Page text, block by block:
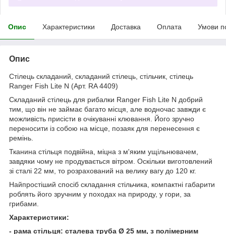
Опис Характеристики Доставка Оплата Умови
Опис
Стілець складаний, складаний стілець, стільчик, стілець
Ranger Fish Lite N (Арт. RA 4409)
Складаний стілець для рибалки Ranger Fish Lite N добрий
тим, що він не займає багато місця, але водночас завжди є
можливість присісти в очікуванні клювання. Його зручно
переносити із собою на місце, позаяк для перенесення є
ремінь.
Тканина стільця подвійна, міцна з м'яким ущільнювачем,
завдяки чому не продувається вітром. Оскільки виготовлений
зі сталі 22 мм, то розрахований на велику вагу до 120 кг.
Найпростіший спосіб складання стільчика, компактні габарити
роблять його зручним у походах на природу, у гори, за
грибами.
Характеристики:
- рама стільця: сталева труба Ø 25 мм, з полімерним